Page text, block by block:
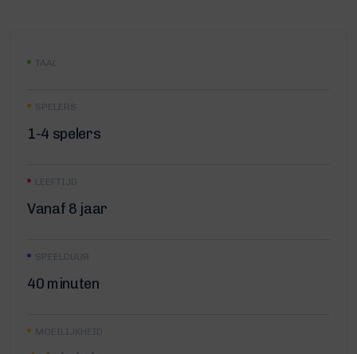
TAAL
SPELERS
1-4 spelers
LEEFTIJD
Vanaf 8 jaar
SPEELDUUR
40 minuten
MOEILIJKHEID